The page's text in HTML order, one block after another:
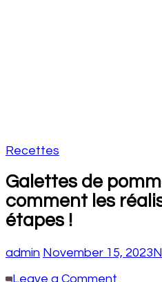
Recettes
Galettes de
comment les
étapes !
admin November 15, 2023
Leave a Comment